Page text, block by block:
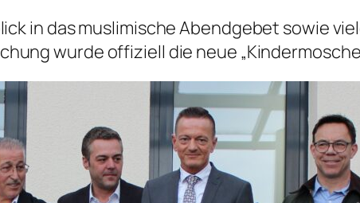
in das muslimische Abendgebet sowie
wurde offiziell die neue